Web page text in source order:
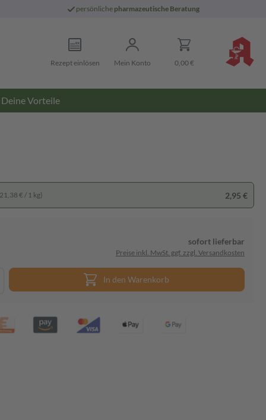
persönliche pharmazeutische Beratung
Rezept einlösen Mein Konto 0,00 €
Deine Vorteile
€ / 1 kg) 2,95 €
sofort lieferbar
Preise inkl. MwSt. ggf. zzgl. Versandkosten
In den Warenkorb